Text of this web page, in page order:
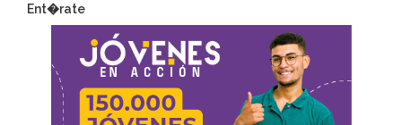
Ent�rate